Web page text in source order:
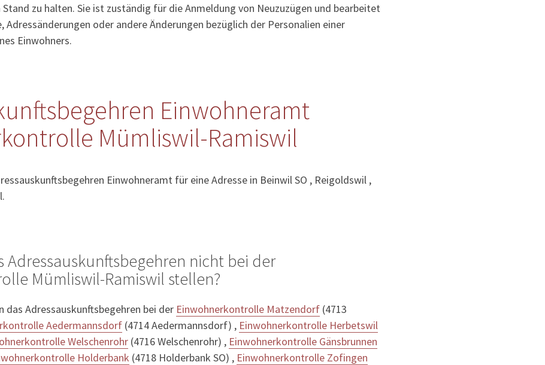
zu halten. Sie ist zuständig für die Anmeldung von Neuzuzügen und bearbeitet
Adressänderungen oder andere Änderungen bezüglich der Personalien einer
Einwohners.
Einwohneramt
Mümliswil-Ramiswil
Einwohneramt für eine Adresse in Beinwil SO , Reigoldswil ,
Adressauskunftsbegehren nicht bei der
Mümliswil-Ramiswil stellen?
das Adressauskunftsbegehren bei der Einwohnerkontrolle Matzendorf (4713
Aedermannsdorf (4714 Aedermannsdorf) , Einwohnerkontrolle Herbetswil
Welschenrohr (4716 Welschenrohr) , Einwohnerkontrolle Gänsbrunnen
Holderbank (4718 Holderbank SO) , Einwohnerkontrolle Zofingen